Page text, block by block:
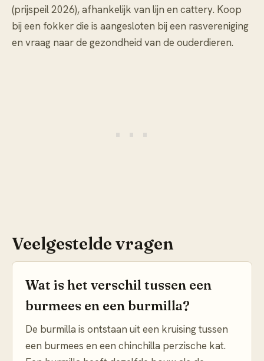
(prijspeil 2026), afhankelijk van lijn en cattery. Koop
bij een fokker die is aangesloten bij een rasvereniging
en vraag naar de gezondheid van de ouderdieren.
Veelgestelde vragen
Wat is het verschil tussen een
burmees en een burmilla?
De burmilla is ontstaan uit een kruising tussen
een burmees en een chinchilla perzische kat.